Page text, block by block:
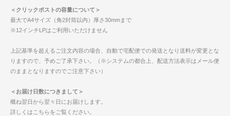
＜クリックポストの容量について＞
最大でA4サイズ（角2封筒以内）厚さ30mmまで
※12インチLPはご利用いただけません
上記基準を超えるご注文内容の場合、自動で宅配便での発送となり送料が変更とな
りますので、予めご了承下さい。（※システムの都合上、配送方法表示はメール便
のままとなりますのでご注意下さい）
＜お届け日数につきまして＞
概ね翌日から翌々日にお届けします。
詳しくはこちらをご覧ください。